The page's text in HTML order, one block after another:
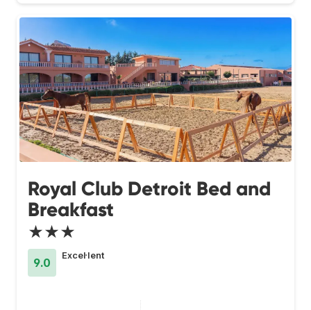
Royal Club Detroit Bed and
Breakfast
★★★
9.0
Excel·lent